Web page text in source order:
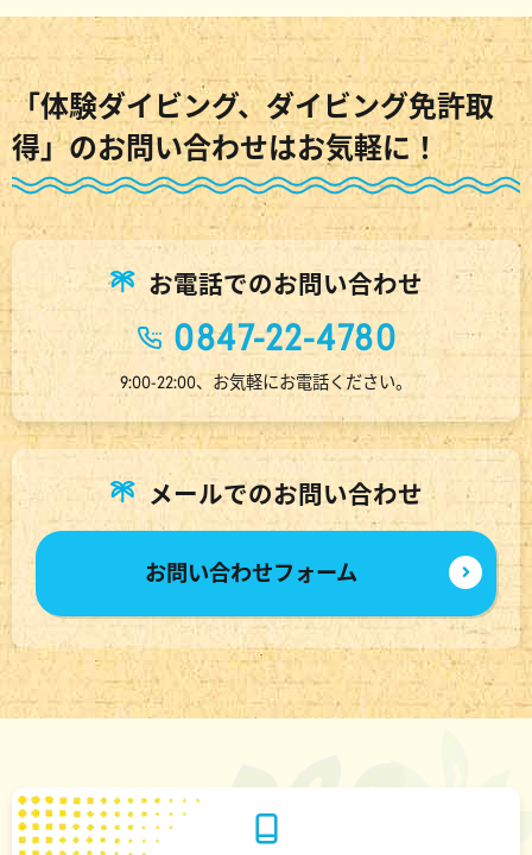
「体験ダイビング、ダイビング免許取
得」のお問い合わせはお気軽に！
お電話でのお問い合わせ
0847-22-4780
9:00-22:00、お気軽にお電話ください。
メールでのお問い合わせ
お問い合わせフォーム